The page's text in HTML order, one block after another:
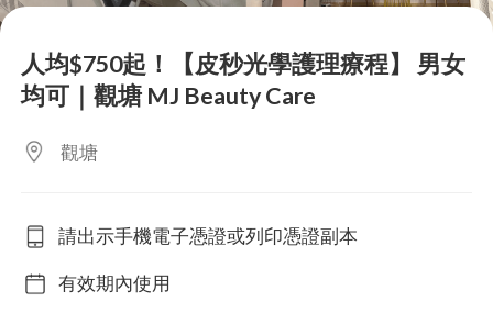
人均$750起！【皮秒光學護理療程】 男女
均可｜觀塘 MJ Beauty Care
觀塘
請出示手機電子憑證或列印憑證副本
有效期內使用